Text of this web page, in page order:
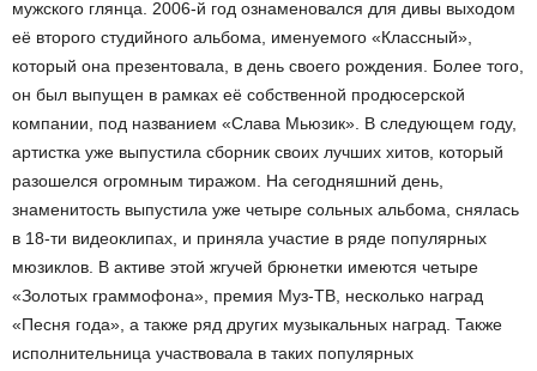
мужского глянца. 2006-й год ознаменовался для дивы выходом
её второго студийного альбома, именуемого «Классный»,
который она презентовала, в день своего рождения. Более того,
он был выпущен в рамках её собственной продюсерской
компании, под названием «Слава Мьюзик». В следующем году,
артистка уже выпустила сборник своих лучших хитов, который
разошелся огромным тиражом. На сегодняшний день,
знаменитость выпустила уже четыре сольных альбома, снялась
в 18-ти видеоклипах, и приняла участие в ряде популярных
мюзиклов. В активе этой жгучей брюнетки имеются четыре
«Золотых граммофона», премия Муз-ТВ, несколько наград
«Песня года», а также ряд других музыкальных наград. Также
исполнительница участвовала в таких популярных